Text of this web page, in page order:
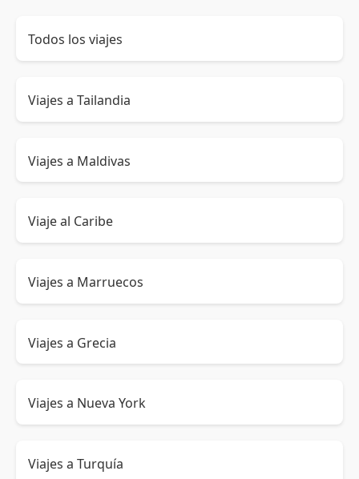
Todos los viajes
Viajes a Tailandia
Viajes a Maldivas
Viaje al Caribe
Viajes a Marruecos
Viajes a Grecia
Viajes a Nueva York
Viajes a Turquía